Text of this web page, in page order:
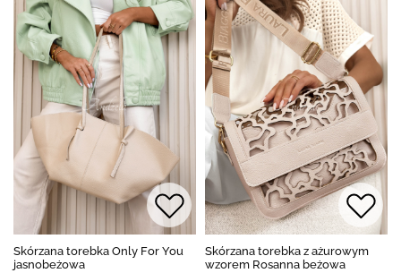
Skórzana torebka Only For You
jasnobeżowa
Skórzana torebka z ażurowym
wzorem Rosanna beżowa